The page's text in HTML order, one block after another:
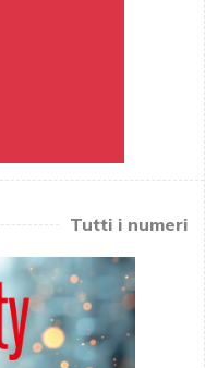
Tutti i numeri